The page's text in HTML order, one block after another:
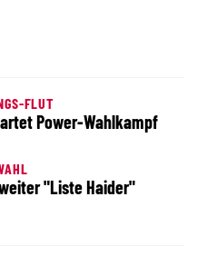
FLUT
Power-Wahlkampf
"Liste Haider"